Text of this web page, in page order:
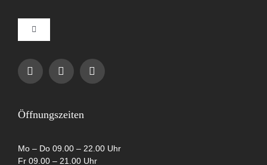
Toggle
Navigation
Impressum
Öffnungszeiten
Mo – Do 09.00 – 22.00 Uhr
Fr 09.00 – 21.00 Uhr